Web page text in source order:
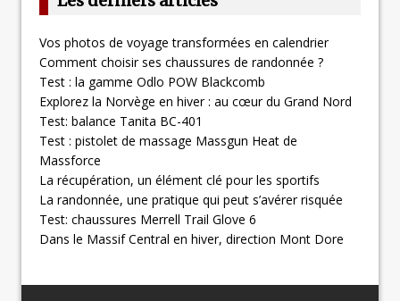
Vos photos de voyage transformées en calendrier
Comment choisir ses chaussures de randonnée ?
Test : la gamme Odlo POW Blackcomb
Explorez la Norvège en hiver : au cœur du Grand Nord
Test: balance Tanita BC-401
Test : pistolet de massage Massgun Heat de
Massforce
La récupération, un élément clé pour les sportifs
La randonnée, une pratique qui peut s’avérer risquée
Test: chaussures Merrell Trail Glove 6
Dans le Massif Central en hiver, direction Mont Dore